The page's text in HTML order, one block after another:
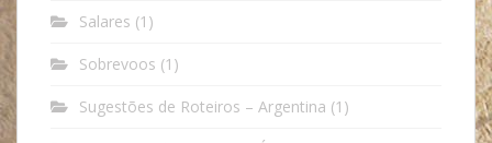
Salares (1)
Sobrevoos (1)
Sugestões de Roteiros – Argentina (1)